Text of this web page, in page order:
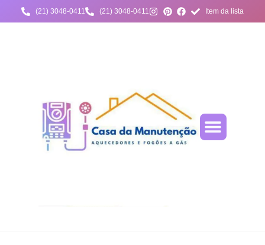
(21) 3048-0411 (21) 3048-0411 Item da lista